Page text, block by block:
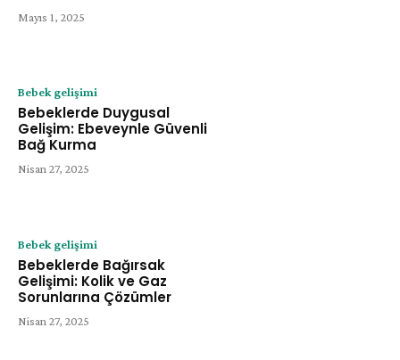
Mayıs 1, 2025
Bebek gelişimi
Bebeklerde Duygusal
Gelişim: Ebeveynle Güvenli
Bağ Kurma
Nisan 27, 2025
Bebek gelişimi
Bebeklerde Bağırsak
Gelişimi: Kolik ve Gaz
Sorunlarına Çözümler
Nisan 27, 2025